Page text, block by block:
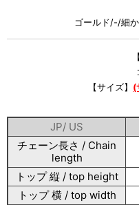
ゴールド/-/細
【サイズ】 (
JP/ US
チェーン長さ / Chain
length
トップ 縦 / top height
トップ 横 / top width